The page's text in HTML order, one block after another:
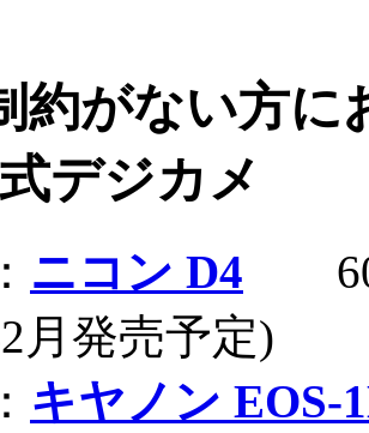
約がない方に
デジカメ
ニコン D4 60
月発売予定)
キヤノン EOS-